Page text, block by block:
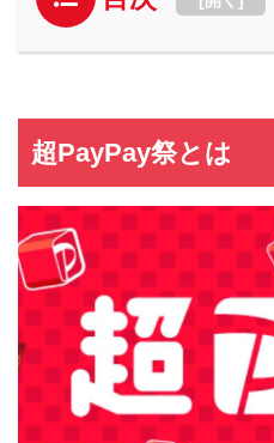
超PayPay祭とは